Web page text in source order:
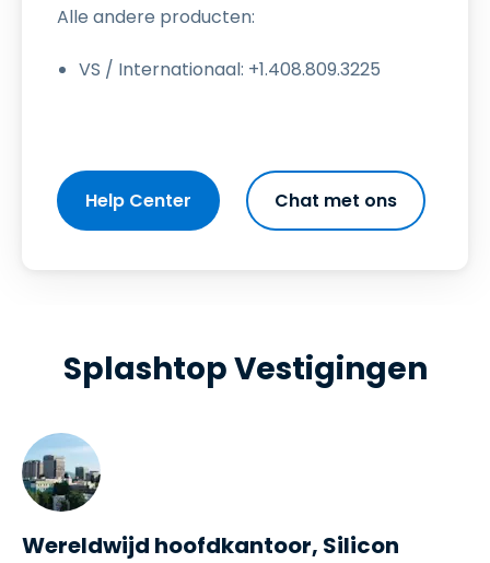
Alle andere producten:
VS / Internationaal: +1.408.809.3225
Help Center Chat met ons
Splashtop Vestigingen
Wereldwijd hoofdkantoor, Silicon